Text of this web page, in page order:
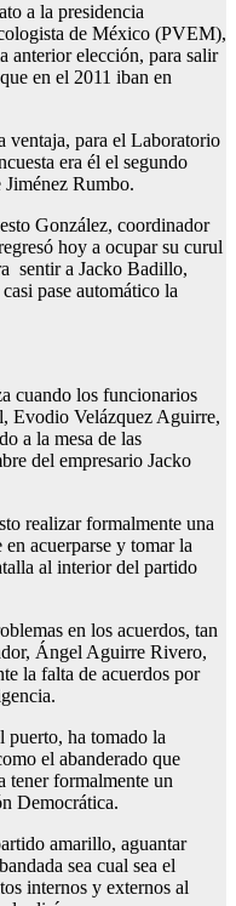
a la presidencia
de México (PVEM),
anterior elección, para salir
en el 2011 iban en
ventaja, para el Laboratorio
era él el segundo
Jiménez Rumbo.
González, coordinador
hoy a ocupar su curul
sentir a Jacko Badillo,
pase automático la
cuando los funcionarios
Evodio Velázquez Aguirre,
a la mesa de las
del empresario Jacko
realizar formalmente una
acuerparse y tomar la
al interior del partido
en los acuerdos, tan
Ángel Aguirre Rivero,
la falta de acuerdos por
puerto, ha tomado la
el abanderado que
tener formalmente un
Democrática.
amarillo, aguantar
sea cual sea el
internos y externos al